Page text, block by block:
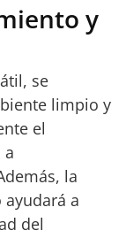
y
se
limpio y
el
a
la
a
del